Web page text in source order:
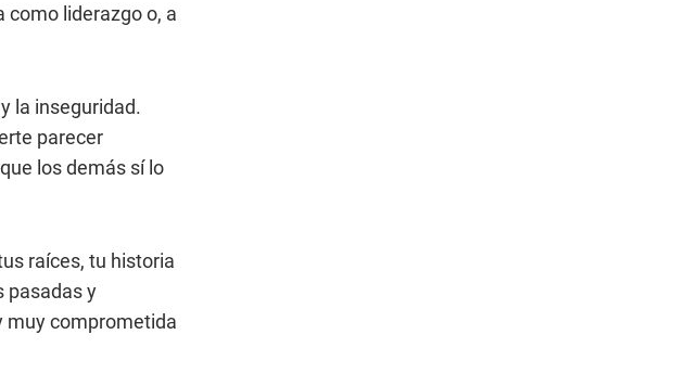
como liderazgo o, a
la inseguridad.
parecer
los demás sí lo
raíces, tu historia
pasadas y
muy comprometida